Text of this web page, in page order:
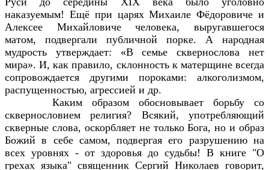
наказуемым! Ещё при царях Михаиле Фёдоровиче и
Алексее Михайловиче человека, выругавшегося
матом, подвергали публичной порке. А народная
мудрость утверждает: «В семье сквернослова нет
мира». И, как правило, склонность к матерщине всегда
сопровождается другими пороками: алкоголизмом,
распущенностью, агрессией и др.
Каким образом обосновывает борьбу со
сквернословием религия? Всякий, употребляющий
скверные слова, оскорбляет не только Бога, но и образ
Божий в себе самом, подвергая его разрушению на
всех уровнях - от здоровья до судьбы! В книге "О
грехах языка" священник Сергий Николаев говорит,